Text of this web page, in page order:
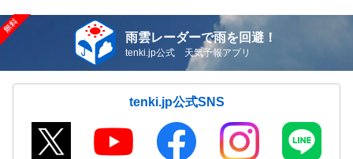
雨雲レーダーで雨を回避！
tenki.jp公式 天気予報アプリ
tenki.jp公式SNS